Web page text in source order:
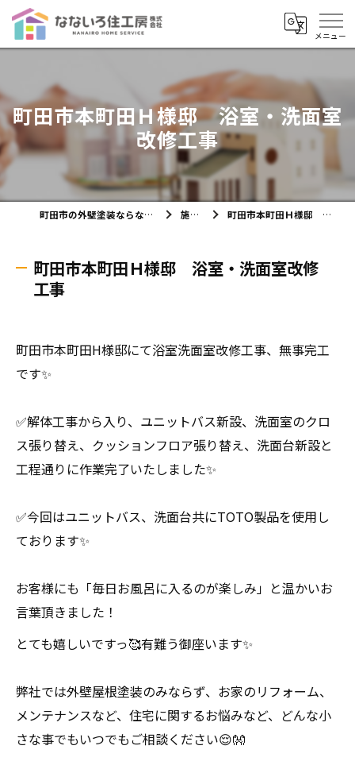
町田市本町田Ｈ様邸 浴室・洗面室
改修工事
町田市の外壁塗装ならなないろ住工房株式会社 施工実績 町田市本町田Ｈ様邸 浴室・洗面室改修工事
町田市本町田Ｈ様邸 浴室・洗面室改修
工事
町田市本町田H様邸にて浴室洗面室改修工事、無事完工
です✨
✅解体工事から入り、ユニットバス新設、洗面室のクロ
ス張り替え、クッションフロア張り替え、洗面台新設と
工程通りに作業完了いたしました✨
✅今回はユニットバス、洗面台共にTOTO製品を使用し
ております✨
お客様にも「毎日お風呂に入るのが楽しみ」と温かいお
言葉頂きました！
とても嬉しいですっ🥰有難う御座います✨
弊社では外壁屋根塗装のみならず、お家のリフォーム、
メンテナンスなど、住宅に関するお悩みなど、どんな小
さな事でもいつでもご相談ください😌👐